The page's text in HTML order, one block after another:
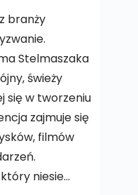
branży
Stelmaszaka
świeży
się w tworzeniu
zajmuje się
filmów
niesie…